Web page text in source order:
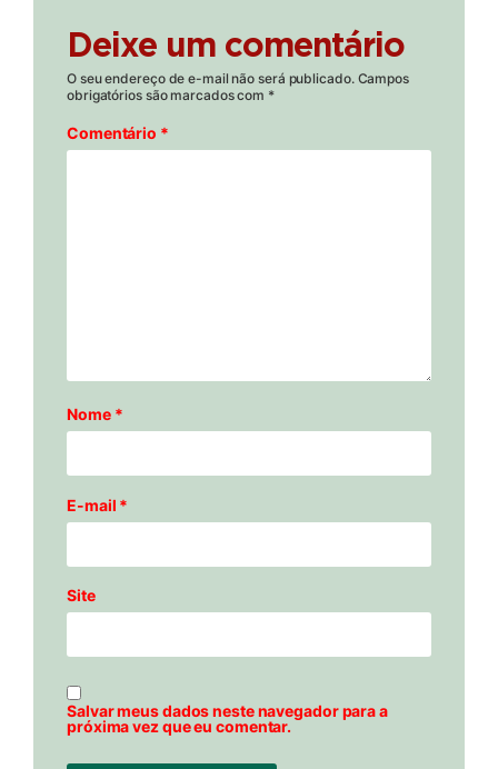
Deixe um comentário
O seu endereço de e-mail não será publicado. Campos
obrigatórios são marcados com *
Comentário *
Nome *
E-mail *
Site
Salvar meus dados neste navegador para a
próxima vez que eu comentar.